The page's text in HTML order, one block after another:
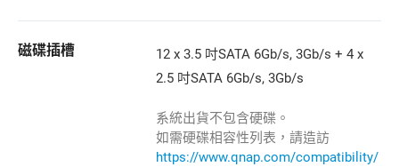
磁碟插槽
12 x 3.5 吋SATA 6Gb/s, 3Gb/s + 4 x
2.5 吋SATA 6Gb/s, 3Gb/s
系統出貨不包含硬碟。
如需硬碟相容性列表，請造訪
https://www.qnap.com/compatibility/